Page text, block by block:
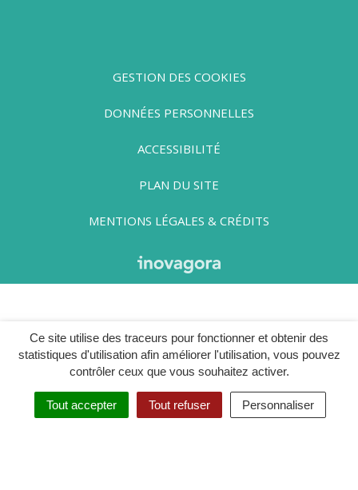
Ce site utilise des traceurs pour fonctionner et obtenir des
statistiques d'utilisation afin améliorer l'utilisation, vous pouvez
contrôler ceux que vous souhaitez activer.
Tout accepter Tout refuser Personnaliser
GESTION DES COOKIES
DONNÉES PERSONNELLES
ACCESSIBILITÉ
PLAN DU SITE
MENTIONS LÉGALES & CRÉDITS
Traduction